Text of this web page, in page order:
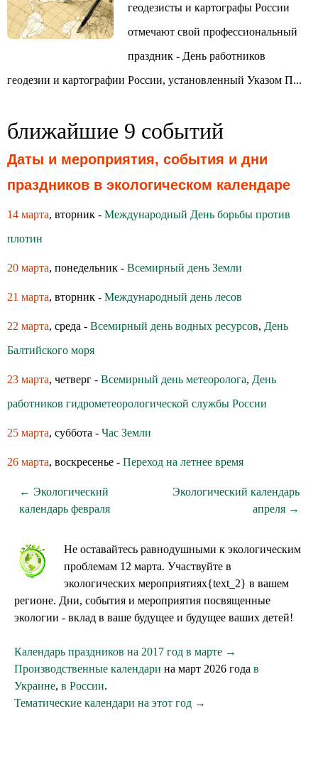
геодезисты и картографы России
отмечают свой профессиональный
праздник - День работников
геодезии и картографии России, установленный Указом П...
ближайшие 9 событий
Даты и мероприятия, события и дни
праздников в экологическом календаре
14 марта, вторник - Международный День борьбы против
плотин
20 марта, понедельник - Всемирный день Земли
21 марта, вторник - Международный день лесов
22 марта, среда - Всемирный день водных ресурсов, День
Балтийского моря
23 марта, четверг - Всемирный день метеоролога, День
работников гидрометеорологической службы России
25 марта, суббота - Час Земли
26 марта, воскресенье - Переход на летнее время
← Экологический
календарь февраля
Экологический календарь
апреля →
Не оставайтесь равнодушными к экологическим
проблемам 12 марта. Участвуйте в
экологических мероприятиях{text_2} в вашем
регионе. Дни, события и мероприятия посвященные
экологии - вклад в ваше будущее и будущее ваших детей!
Календарь праздников на 2017 год в марте →
Производственные календари на март 2026 года в
Украине, в России.
Тематические календари на этот год →